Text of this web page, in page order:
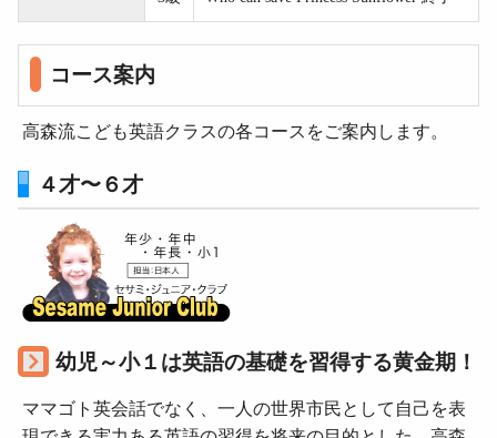
コース案内
高森流こども英語クラスの各コースをご案内します。
４才〜６才
幼児～小１は英語の基礎を習得する黄金期！
ママゴト英会話でなく、一人の世界市民として自己を表